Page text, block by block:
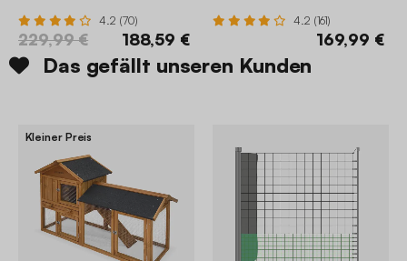
4.2 (70)
229,99 € 188,59 €
4.2 (161)
169,99 €
Das gefällt unseren Kunden
Kleiner Preis